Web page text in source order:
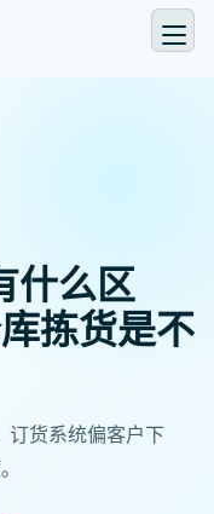
什么区
拣货是不
订货系统偏客户下